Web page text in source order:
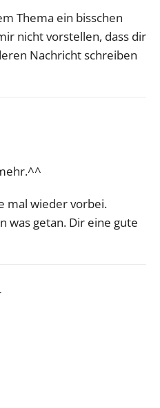
Thema ein bisschen
nicht vorstellen, dass dir
Nachricht schreiben
mal wieder vorbei.
was getan. Dir eine gute